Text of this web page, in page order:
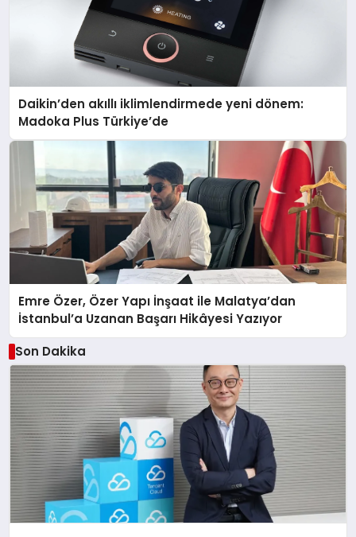
Daikin’den akıllı iklimlendirmede yeni dönem:
Madoka Plus Türkiye’de
Emre Özer, Özer Yapı İnşaat ile Malatya’dan
İstanbul’a Uzanan Başarı Hikâyesi Yazıyor
Son Dakika